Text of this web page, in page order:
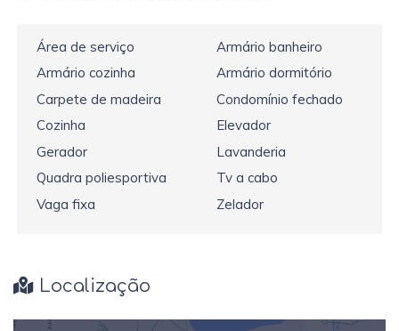
Área de serviço
Armário banheiro
Armário cozinha
Armário dormitório
Carpete de madeira
Condomínio fechado
Cozinha
Elevador
Gerador
Lavanderia
Quadra poliesportiva
Tv a cabo
Vaga fixa
Zelador
Localização